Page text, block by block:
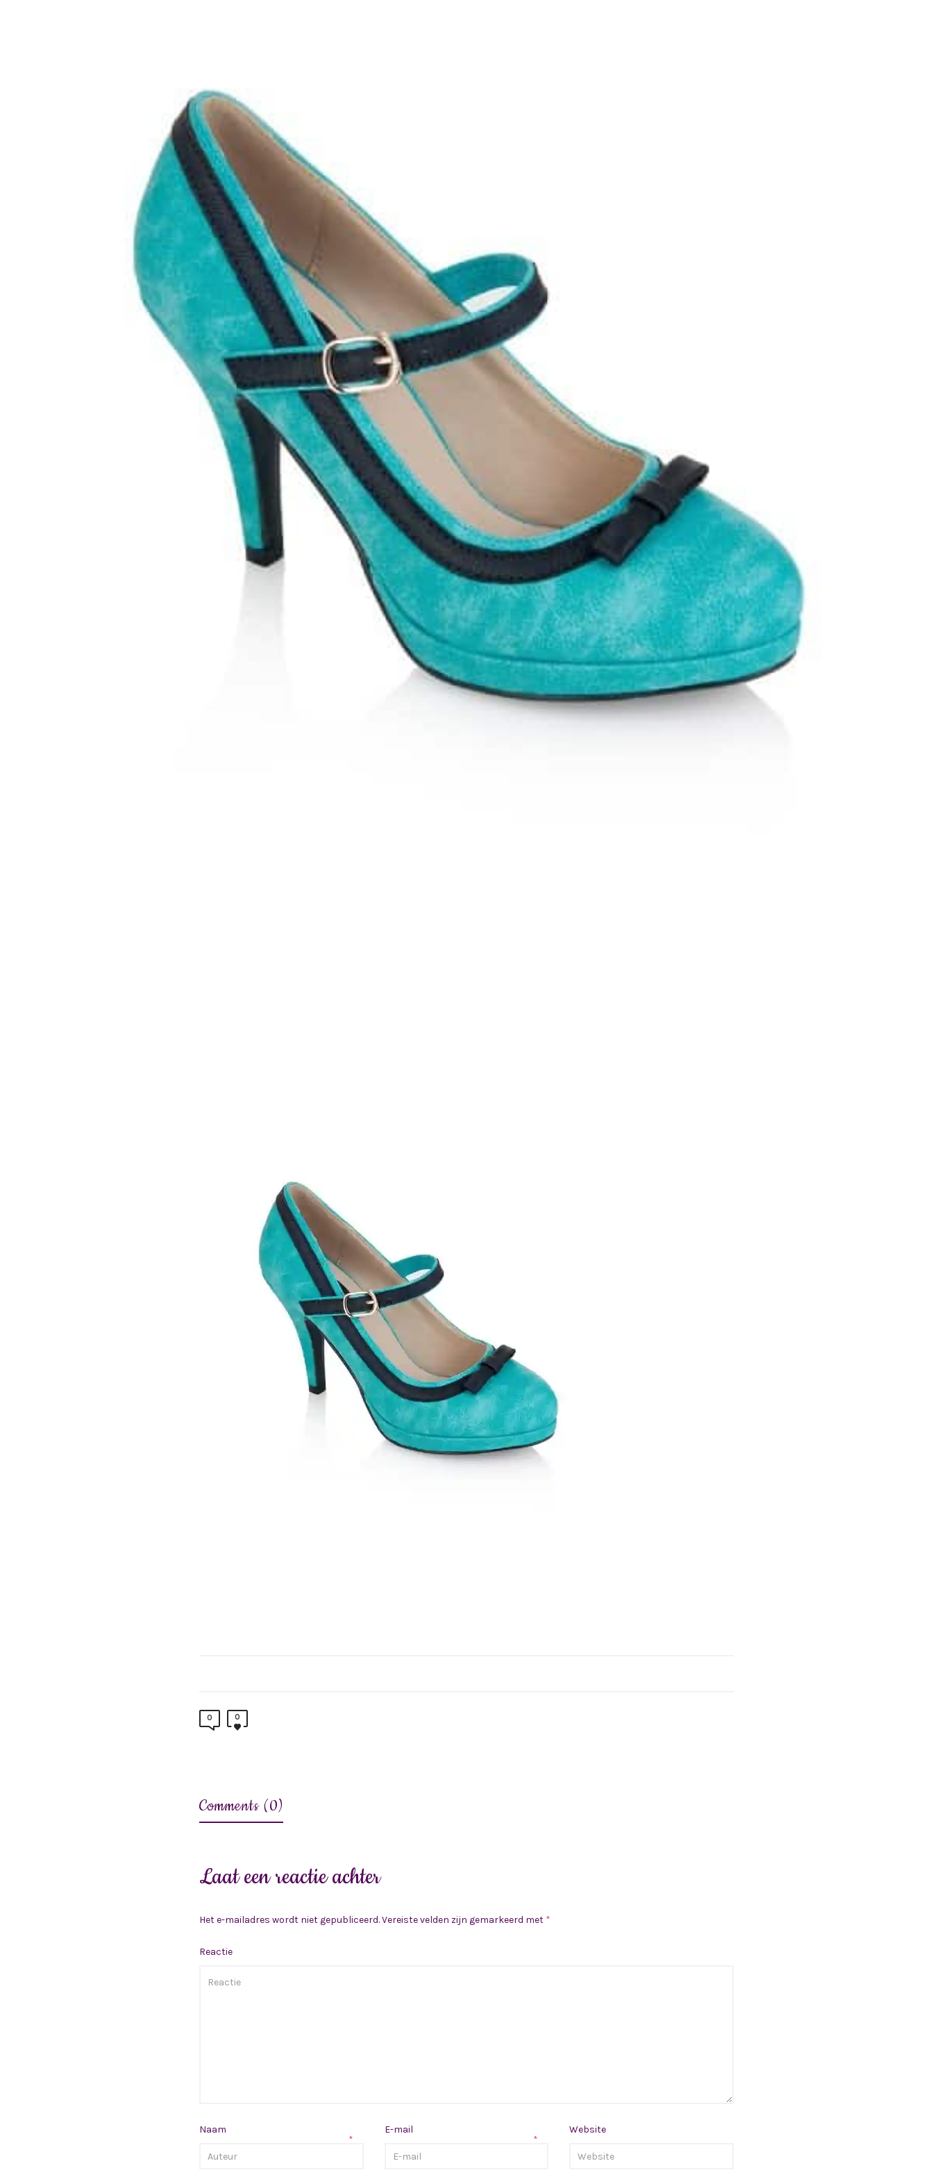
0 0
Comments (0)
Laat een reactie achter
Het e-mailadres wordt niet gepubliceerd.Vereiste velden zijn gemarkeerd met *
Reactie
Naam
*
E-mail
*
Website